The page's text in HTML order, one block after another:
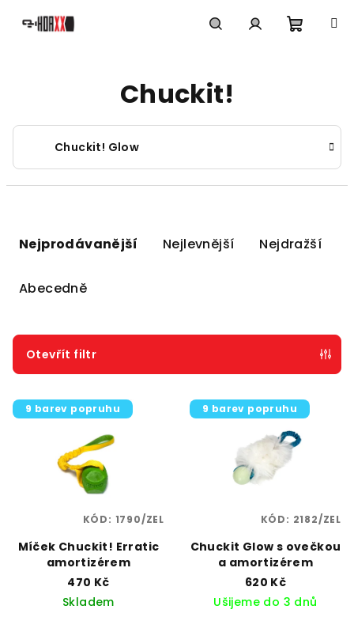
Chuckit!
Chuckit! Glow
r
o
d
Nejprodávanější Nejlevnější Nejdražší
Abecedně
Otevřít filtr
V
ý 9 barev popruhu
Míček Chuckit! Erratic
amortizérem
470 Kč
Skladem
KÓD: 1790/ZEL
9 barev popruhu
Chuckit Glow s ovečkou
a amortizérem
620 Kč
Ušijeme do 3 dnů
KÓD: 2182/ZEL